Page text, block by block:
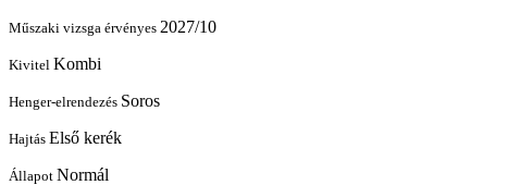
Műszaki vizsga érvényes 2027/10
Kivitel Kombi
Henger-elrendezés Soros
Hajtás Első kerék
Állapot Normál